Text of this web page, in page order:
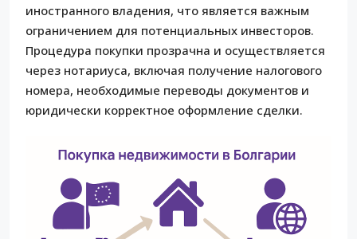
иностранного владения, что является важным
ограничением для потенциальных инвесторов.
Процедура покупки прозрачна и осуществляется
через нотариуса, включая получение налогового
номера, необходимые переводы документов и
юридически корректное оформление сделки.